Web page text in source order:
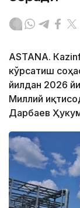
ASTANА.
кўрсатиш
йилдан 2026
Миллий
Дарбаев